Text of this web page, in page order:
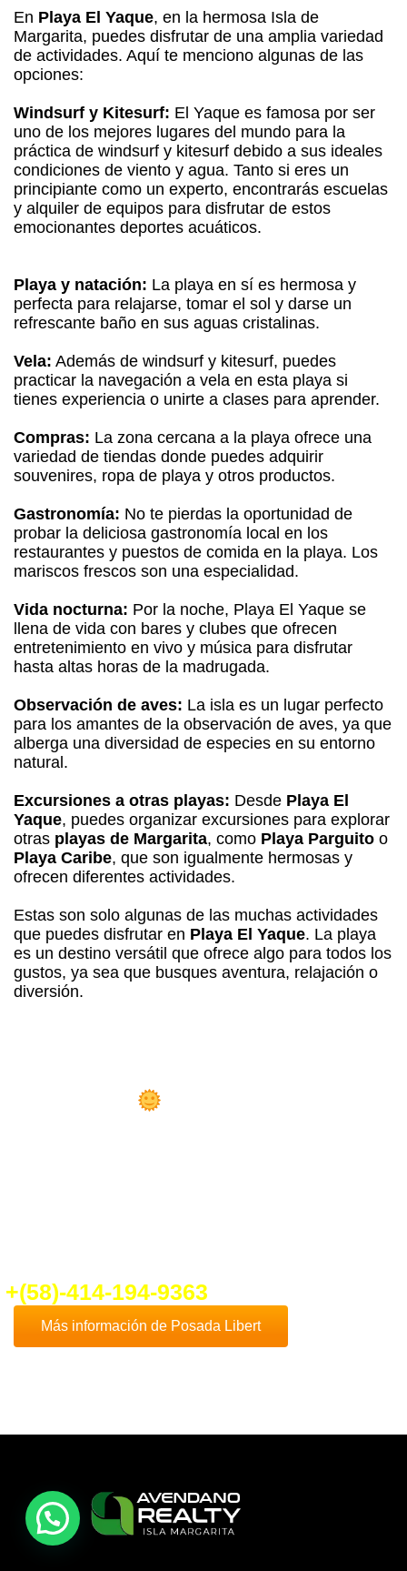
En Playa El Yaque, en la hermosa Isla de
Margarita, puedes disfrutar de una amplia variedad
de actividades. Aquí te menciono algunas de las
opciones:
Windsurf y Kitesurf: El Yaque es famosa por ser
uno de los mejores lugares del mundo para la
práctica de windsurf y kitesurf debido a sus ideales
condiciones de viento y agua. Tanto si eres un
principiante como un experto, encontrarás escuelas
y alquiler de equipos para disfrutar de estos
emocionantes deportes acuáticos.
Playa y natación: La playa en sí es hermosa y
perfecta para relajarse, tomar el sol y darse un
refrescante baño en sus aguas cristalinas.
Vela: Además de windsurf y kitesurf, puedes
practicar la navegación a vela en esta playa si
tienes experiencia o unirte a clases para aprender.
Compras: La zona cercana a la playa ofrece una
variedad de tiendas donde puedes adquirir
souvenires, ropa de playa y otros productos.
Gastronomía: No te pierdas la oportunidad de
probar la deliciosa gastronomía local en los
restaurantes y puestos de comida en la playa. Los
mariscos frescos son una especialidad.
Vida nocturna: Por la noche, Playa El Yaque se
llena de vida con bares y clubes que ofrecen
entretenimiento en vivo y música para disfrutar
hasta altas horas de la madrugada.
Observación de aves: La isla es un lugar perfecto
para los amantes de la observación de aves, ya que
alberga una diversidad de especies en su entorno
natural.
Excursiones a otras playas: Desde Playa El
Yaque, puedes organizar excursiones para explorar
otras playas de Margarita, como Playa Parguito o
Playa Caribe, que son igualmente hermosas y
ofrecen diferentes actividades.
Estas son solo algunas de las muchas actividades
que puedes disfrutar en Playa El Yaque. La playa
es un destino versátil que ofrece algo para todos los
gustos, ya sea que busques aventura, relajación o
diversión.
+(58)-414-194-9363
Más información de Posada Libert